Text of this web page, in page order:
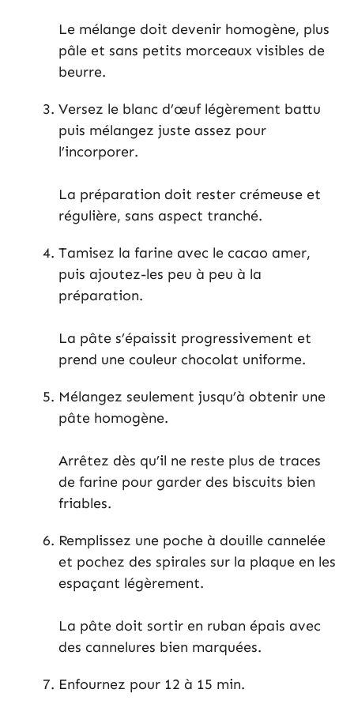
Le mélange doit devenir homogène, plus
pâle et sans petits morceaux visibles de
beurre.
Versez le blanc d’œuf légèrement battu
puis mélangez juste assez pour
l’incorporer.
La préparation doit rester crémeuse et
régulière, sans aspect tranché.
Tamisez la farine avec le cacao amer,
puis ajoutez-les peu à peu à la
préparation.
La pâte s’épaissit progressivement et
prend une couleur chocolat uniforme.
Mélangez seulement jusqu’à obtenir une
pâte homogène.
Arrêtez dès qu’il ne reste plus de traces
de farine pour garder des biscuits bien
friables.
Remplissez une poche à douille cannelée
et pochez des spirales sur la plaque en les
espaçant légèrement.
La pâte doit sortir en ruban épais avec
des cannelures bien marquées.
Enfournez pour 12 à 15 min.